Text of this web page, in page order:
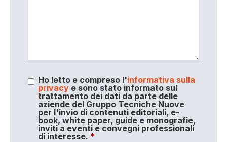
Ho letto e compreso l'informativa sulla
privacye sono stato informato sul
trattamento dei dati da parte delle
aziende del Gruppo Tecniche Nuove
per l'invio di contenuti editoriali, e-
book, white paper, guide e monografie,
inviti a eventi e convegni professionali
di interesse. *